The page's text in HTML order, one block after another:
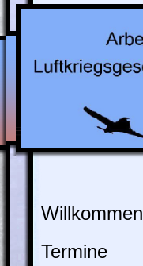
Willkommen
Termine